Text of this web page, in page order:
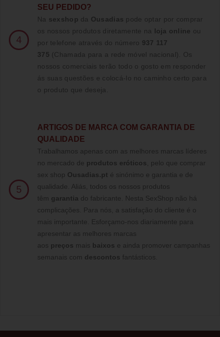
4
SEU PEDIDO?
Na sexshop da Ousadias pode optar por comprar
os nossos produtos diretamente na loja online ou
por telefone através do número 937 117
375 (Chamada para a rede móvel nacional)
. Os
nossos comerciais terão todo o gosto em responder
ás suas questões e colocá-lo no caminho certo para
o produto que deseja.
5
ARTIGOS DE MARCA COM GARANTIA DE
QUALIDADE
Trabalhamos apenas com as melhores marcas líderes
no mercado de produtos eróticos , pelo que comprar
sex shop Ousadias.pt é sinónimo e garantia e de
qualidade. Aliás, todos os nossos produtos
têm garantia do fabricante. Nesta SexShop não há
complicações. Para nós, a satisfação do cliente é o
mais importante. Esforçamo-nos diariamente para
apresentar as melhores marcas
aos preços mais baixos e ainda promover campanhas
semanais com descontos fantásticos.